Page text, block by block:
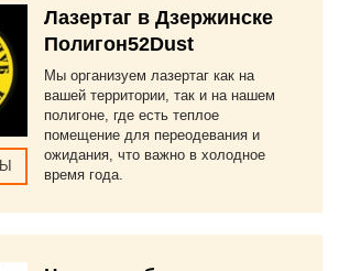
Лазертаг в Дзержинске
Полигон52Dust
Мы организуем лазертаг как на
вашей территории, так и на нашем
полигоне, где есть теплое
помещение для переодевания и
ожидания, что важно в холодное
время года.